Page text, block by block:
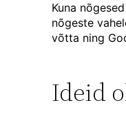
Kuna
nõgeste
võtta ning
Ideid